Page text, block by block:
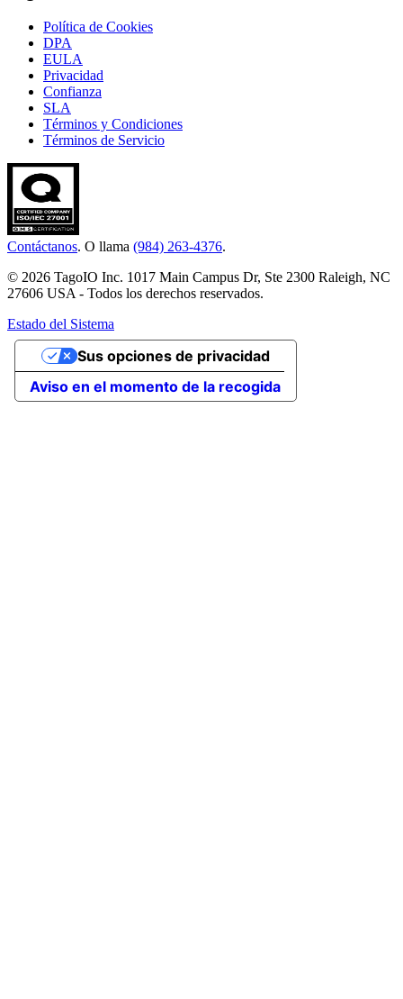
Política de Cookies
DPA
EULA
Privacidad
Confianza
SLA
Términos y Condiciones
Términos de Servicio
Contáctanos. O llama (984) 263-4376.
© 2026 TagoIO Inc. 1017 Main Campus Dr, Ste 2300 Raleigh, NC
27606 USA - Todos los derechos reservados.
Estado del Sistema
Aviso en el momento de la recogida
Sus opciones de privacidad